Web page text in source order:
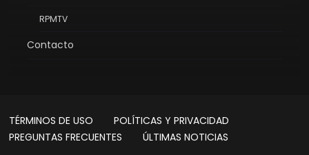
RPMTV
Contacto
TÉRMINOS DE USO
POLÍTICAS Y PRIVACIDAD
PREGUNTAS FRECUENTES
ÚLTIMAS NOTICIAS